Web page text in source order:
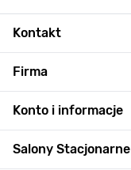
Kontakt
Firma
Konto i informacje
Salony Stacjonarne